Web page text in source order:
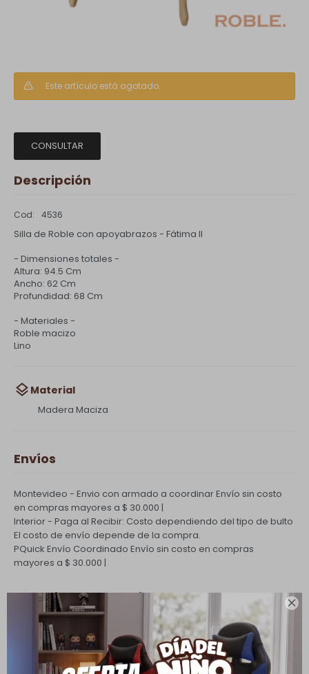

Este artículo está agotado.
CONSULTAR
Descripción
4536
Silla de Roble con apoyabrazos - Fátima ll
- Dimensiones totales -
Altura: 94.5 Cm
Ancho: 62 Cm
Profundidad: 68 Cm
- Materiales -
Roble macizo
Lino
Material
Madera Maciza
Envíos
Montevideo - Envio con armado a coordinarEnvío sin costo
en compras mayores a $ 30.000 |
Interior - Paga al Recibir: Costo dependiendo del tipo de bulto
El costo de envío depende de la compra.
PQuick Envío Coordinado Envío sin costo en compras
mayores a $ 30.000 |
Cambios y Devoluciones
Todas las compras realizadas tienen un plazo de 5 días para
su cambio.
Ver mas